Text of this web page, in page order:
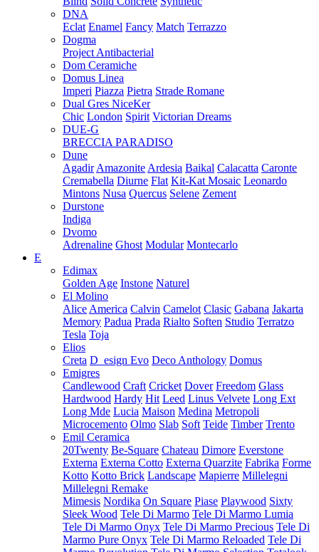
DNA
Eclat Enamel Fancy Match Terrazzo
Dogma
Project Antibacterial
Dom Ceramiche
Domus Linea
Imperi Piazza Pietra Strade Romane
Dual Gres NiceKer
Chic London Spirit Victorian Dreams
DUE-G
BRECCIA PARADISO
Dune
Agadir Amazonite Ardesia Baikal Calacatta Caronte
Cremabella Diurne Flat Kit-Kat Mosaic Leonardo
Mintons Nusa Quercus Selene Zement
Durstone
Indiga
Dvomo
Adrenaline Ghost Modular Montecarlo
E
Edimax
Golden Age Instone Naturel
El Molino
Alice America Calvin Camelot Clasic Gabana Jakarta
Memory Padua Prada Rialto Soften Studio Terratzo
Tesla Toja
Elios
Creta D_esign Evo Deco Anthology Domus
Emigres
Candlewood Craft Cricket Dover Freedom Glass
Hardwood Hardy Hit Leed Linus Velvete Long Ext
Long Mde Lucia Maison Medina Metropoli
Microcemento Olmo Slab Soft Teide Timber Trento
Emil Ceramica
20Twenty Be-Square Chateau Dimore Everstone
Externa Externa Cotto Externa Quarzite Fabrika Forme
Kotto Kotto Brick Landscape Mapierre Millelegni
Millelegni Remake
Mimesis Nordika On Square Piase Playwood Sixty
Sleek Wood Tele Di Marmo Tele Di Marmo Lumia
Tele Di Marmo Onyx Tele Di Marmo Precious Tele Di
Marmo Pure Onyx Tele Di Marmo Reloaded Tele Di